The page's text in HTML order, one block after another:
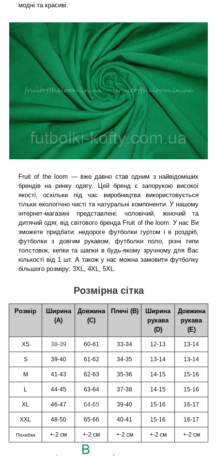
модні та красиві.
Fruit of the loom — вже давно став одним з найвідоміших
брендів на ринку одягу. Цей бренд є запорукою високої
якості, оскільки під час виробництва використовується
тільки екологічно чисті та натуральні компоненти. У нашому
інтернет-магазині представлені: чоловічий, жіночий та
дитячий одяг, від світового бренда Fruit of the loom. У нас Ви
зможете придбати: недороге футболки гуртом і в роздріб,
футболки з довгим рукавом, футболки поло, різні типи
толстовок, кепки та шапки в будь-якому зручному для Вас
кількості від 1 шт. А також у нас можна замовити футболку
більшого розміру: 3XL, 4XL, 5XL.
Розмірна сітка
Розмір
Ширина
(А)
Довжина
(С)
Плечі (В)
Ширина
рукава
(D)
Довжина
рукава
(Е)
XS 38-39 60-61 33-34 12-13 13-14
S 39-40 61-62 34-35 13-14 13-14
M 41-43 62-63 35-36 14-15 15-16
L 44-45 63-64 37-38 14-15 15-16
XL 46-47 64-65 39-40 15-16 16-17
XXL 48-50 65-66 40-41 15-16 16-17
Похибка +-2 см +-2 см +-2 см +-2 см +-2 см